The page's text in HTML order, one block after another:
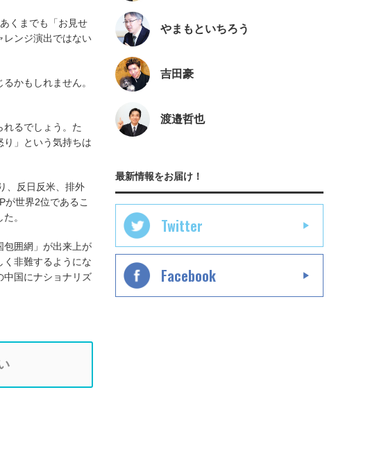
くまでも「お見せ
レンジ演出ではない
かもしれません。
るでしょう。た
」という気持ちは
、反日反米、排外
世界2位であるこ
。
包囲網」が出来上が
く非難するようにな
中国にナショナリズ
やまもといちろう
吉田豪
渡邉哲也
最新情報をお届け！
Twitter
Facebook